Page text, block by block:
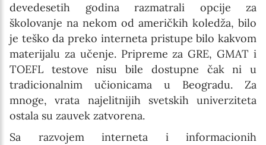
devedesetih godina razmatrali opcije za
školovanje na nekom od američkih koledža, bilo
je teško da preko interneta pristupe bilo kakvom
materijalu za učenje. Pripreme za GRE, GMAT i
TOEFL testove nisu bile dostupne čak ni u
tradicionalnim učionicama u Beogradu. Za
mnoge, vrata najelitnijih svetskih univerziteta
ostala su zauvek zatvorena.
Sa razvojem interneta i informacionih